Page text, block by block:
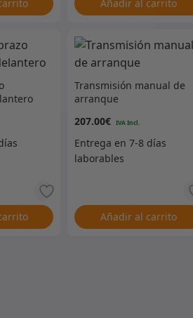
Añadir al carrito
Transmisión manual de
arranque
207.00€
Añadir al carrito